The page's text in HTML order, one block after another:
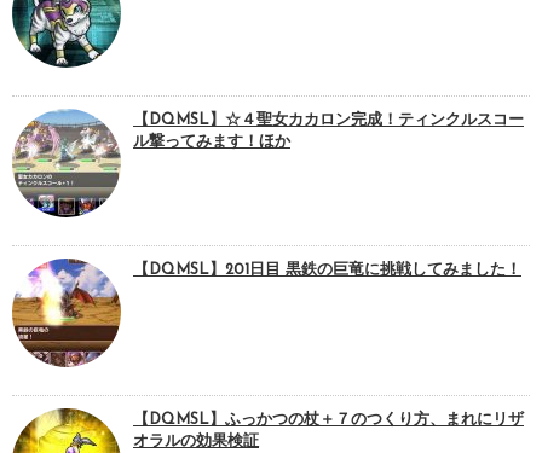
【DQMSL】☆４聖女カカロン完成！ティンクルスコー
ル撃ってみます！ほか
【DQMSL】201日目 黒鉄の巨竜に挑戦してみました！
【DQMSL】ふっかつの杖＋７のつくり方、まれにリザ
オラルの効果検証